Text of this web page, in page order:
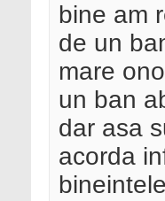
bine am
de un
mare
un ban
dar asa
acorda